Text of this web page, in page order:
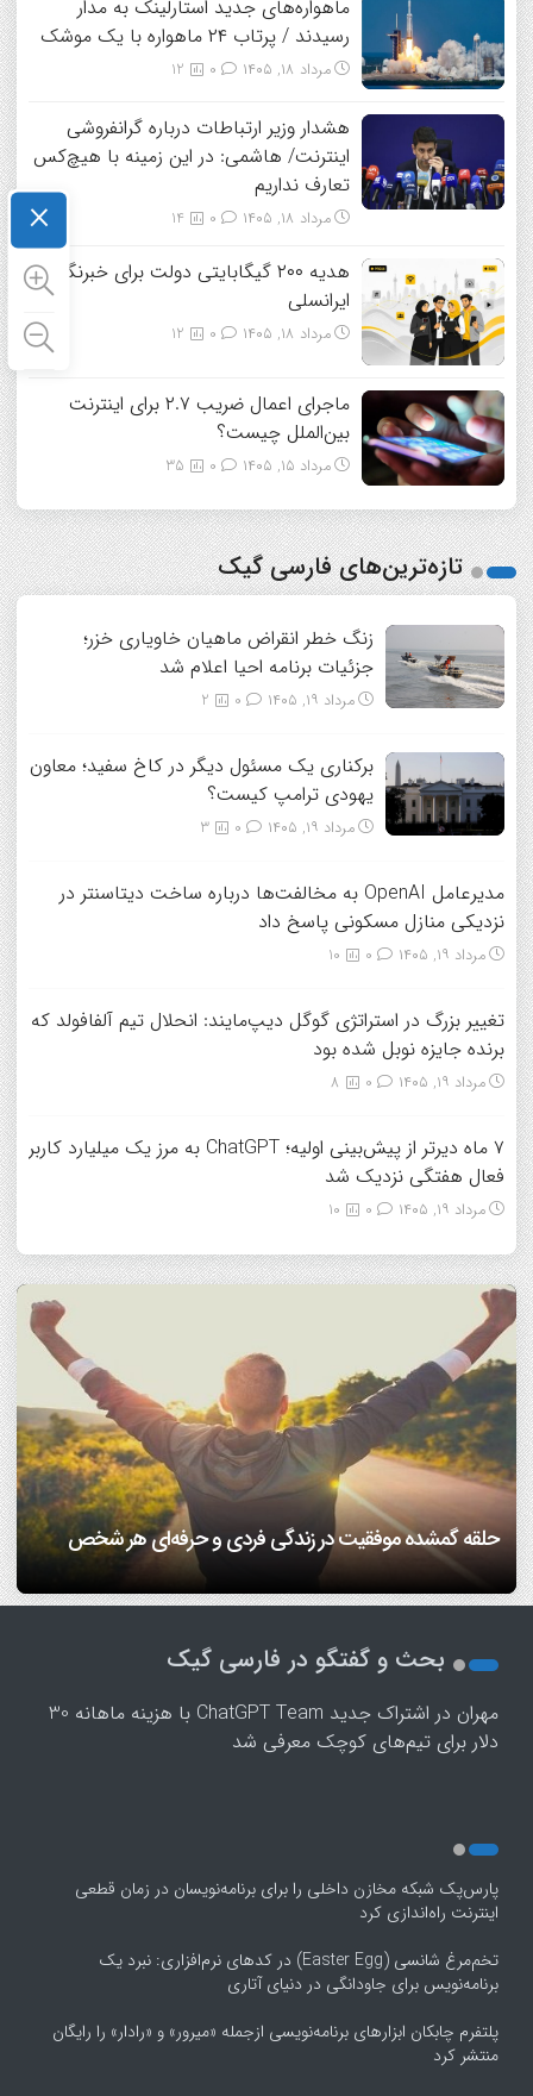
ماهواره‌های جدید استارلینک به مدار
رسیدند / پرتاب ۲۴ ماهواره با یک موشک
مرداد ۱۸, ۱۴۰۵ 12
هشدار وزیر ارتباطات درباره گرانفروشی
اینترنت/ هاشمی: در این زمینه با هیچ‌کس
تعارف نداریم
مرداد ۱۸, ۱۴۰۵ 14
هدیه ۲۰۰ گیگابایتی دولت برای خبرنگاران
ایرانسلی
مرداد ۱۸, ۱۴۰۵ 12
ماجرای اعمال ضریب ۲.۷ برای اینترنت
بین‌الملل چیست؟
مرداد ۱۵, ۱۴۰۵ 35
تازه‌ترین‌های فارسی گیک
زنگ خطر انقراض ماهیان خاویاری خزر؛
جزئیات برنامه احیا اعلام شد
مرداد ۱۹, ۱۴۰۵ 2
برکناری یک مسئول دیگر در کاخ سفید؛ معاون
یهودی ترامپ کیست؟
مرداد ۱۹, ۱۴۰۵ 3
مدیرعامل OpenAI به مخالفت‌ها درباره ساخت دیتاسنتر در
نزدیکی منازل مسکونی پاسخ داد
مرداد ۱۹, ۱۴۰۵ 10
تغییر بزرگ در استراتژی گوگل دیپ‌مایند: انحلال تیم آلفافولد که
برنده جایزه نوبل شده بود
مرداد ۱۹, ۱۴۰۵ 8
۷ ماه دیرتر از پیش‌بینی اولیه؛ ChatGPT به مرز یک میلیارد کاربر
فعال هفتگی نزدیک شد
مرداد ۱۹, ۱۴۰۵ 10
حلقه گمشده موفقیت در زندگی فردی و حرفه‌ای هر شخص
افراد مضطرب دنیا را متفاوت می بینند!
فرزندپروری با هوش مصنوعی صحیح است یا غلط؟
7 مهارتی که هم همسفر خوب می‌سازه، هم همسر خوب!/
اینفوگرافیک
دانشمندان بعد از سی سال تحقیق می گویند: عشق هم از قوانین
ریاضی پیروی می‌کند!/ ویدئو
1
×
بحث و گفتگو در فارسی گیک
مهران در
اشتراک جدید ChatGPT Team با هزینه ماهانه 30
دلار برای تیم‌های کوچک معرفی شد
پارس‌پک شبکه مخازن داخلی را برای برنامه‌نویسان در زمان قطعی
اینترنت راه‌اندازی کرد
تخم‌مرغ شانسی (Easter Egg) در کدهای نرم‌افزاری: نبرد یک
برنامه‌نویس برای جاودانگی در دنیای آتاری
پلتفرم چابکان ابزارهای برنامه‌نویسی ازجمله «میرور» و «رادار» را رایگان
منتشر کرد